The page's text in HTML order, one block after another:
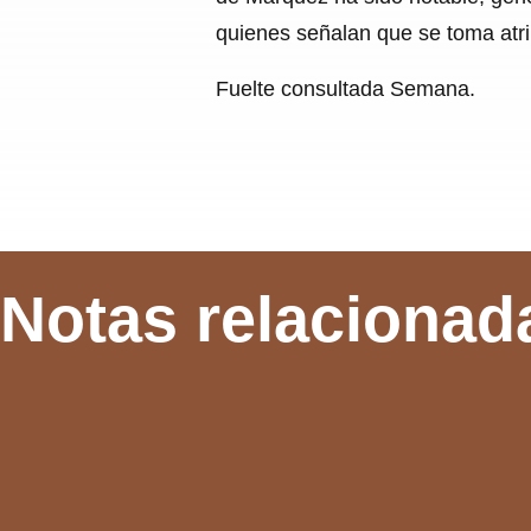
quienes señalan que se toma
Fuelte consultada Semana.
Notas